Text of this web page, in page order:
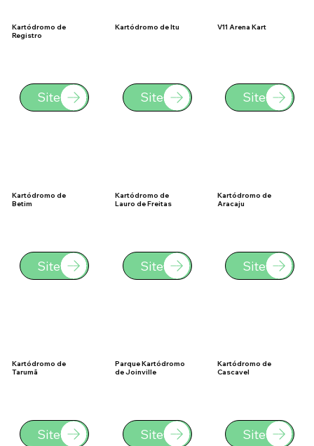
Kartódromo de
Registro
Site
Kartódromo de Itu
Site
V11 Arena Kart
Site
Kartódromo de
Betim
Site
Kartódromo de
Lauro de Freitas
Site
Kartódromo de
Aracaju
Site
Kartódromo de
Tarumã
Site
Parque Kartódromo
de Joinville
Site
Kartódromo de
Cascavel
Site